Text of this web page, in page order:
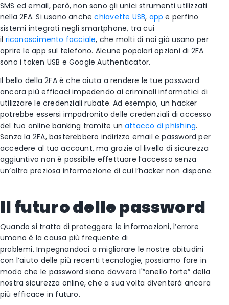
SMS ed email, però, non sono gli unici strumenti utilizzati
nella 2FA. Si usano anchechiavette USB, app e perfino
sistemi integrati negli smartphone, tra cui
il riconoscimento facciale, che molti di noi già usano per
aprire le app sul telefono. Alcune popolari opzioni di 2FA
sono i token USB e Google Authenticator.
Il bello della 2FA è che aiuta a rendere le tue password
ancora più efficaci impedendo ai criminali informatici di
utilizzare le credenziali rubate. Ad esempio, un hacker
potrebbe essersi impadronito delle credenziali di accesso
del tuo online banking tramite unattacco di phishing.
Senza la 2FA, basterebbero indirizzo email e password per
accedere al tuo account, ma grazie al livello di sicurezza
aggiuntivo non è possibile effettuare l’accesso senza
un’altra preziosa informazione di cui l’hacker non dispone.
Il futuro delle password
Quando si tratta di proteggere le informazioni, l’errore
umano è la causa più frequente di
problemi. Impegnandoci a migliorare le nostre abitudini
con l’aiuto delle più recenti tecnologie, possiamo fare in
modo che le password siano davvero l'”anello forte” della
nostra sicurezza online, che a sua volta diventerà ancora
più efficace in futuro.